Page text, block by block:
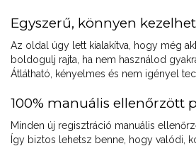
Egyszerű, könnyen
Az oldal úgy lett kialakítva, hogy még
boldogulj rajta, ha nem használod
Átlátható, kényelmes és nem igényel
100% manuális ellenőrzött
Minden új regisztráció manuális
Így biztos lehetsz benne, hogy valódi,